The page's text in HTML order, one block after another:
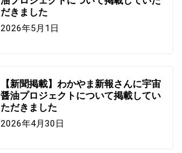
だきました
2026年5月1日
【新聞掲載】わかやま新報さんに宇宙
醤油プロジェクトについて掲載してい
ただきました
2026年4月30日